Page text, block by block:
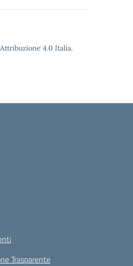
4.0 Italia.
Trasparente